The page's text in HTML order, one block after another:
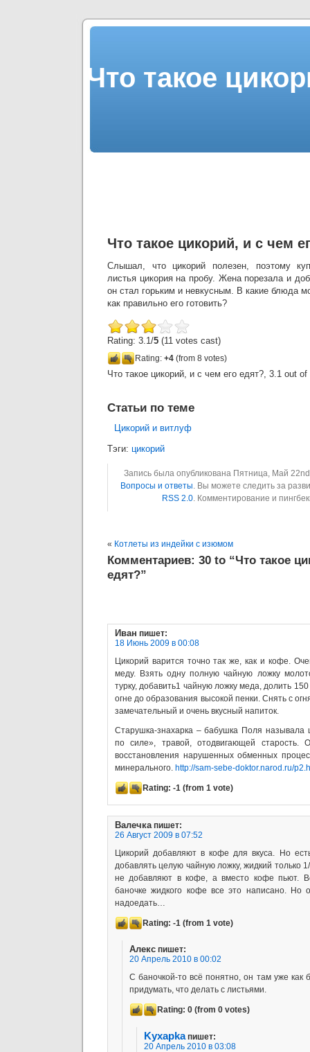
Что такое
Что такое цикорий, и с чем
Слышал, что цикорий полезен, поэтому
листья цикория на пробу. Жена порезала и
он стал горьким и невкусным. В какие блюда
как правильно его готовить?
Rating: 3.1/5 (11 votes cast)
Rating: +4 (from 8 votes)
Что такое цикорий, и с чем его едят?, 3.1 out of
Статьи по теме
Цикорий и витлуф
Тэги: цикорий
Запись была опубликована Пятница, Май
Вопросы и ответы. Вы можете следить за
RSS 2.0. Комментирование и
« Котлеты из индейки с изюмом
Комментариев: 30 to “Что такое
едят?”
Иван пишет:
18 Июнь 2009 в 00:08
Цикорий варится точно так же, как и кофе.
меду. Взять одну полную чайную ложку
турку, добавить1 чайную ложку меда, долить
огне до образования высокой пенки. Снять с
замечательный и очень вкусный напиток.
Старушка-знахарка – бабушка Поля называла
по силе», травой, отодвигающей
восстановления нарушенных обменных
минерального. http://sam-sebe-doktor.narod.ru/
Rating: -1 (from 1 vote)
Валечка пишет:
26 Август 2009 в 07:52
Цикорий добавляют в кофе для вкуса. Но
добавлять целую чайную ложку, жидкий только
не добавляют в кофе, а вместо кофе пьют.
баночке жидкого кофе все это написано. Но
надоедать…
Rating: -1 (from 1 vote)
Алекс пишет:
20 Апрель 2010 в 00:02
С баночкой-то всё понятно, он там уже как
придумать, что делать с листьями.
Rating: 0 (from 0 votes)
Kyxapka пишет:
20 Апрель 2010 в 03:08